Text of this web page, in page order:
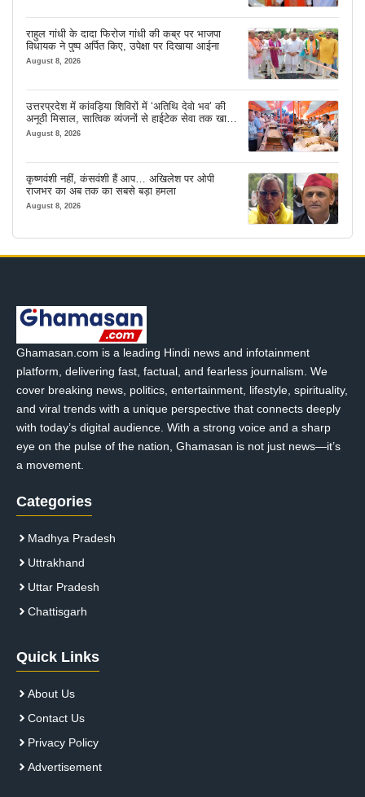
राहुल गांधी के दादा फिरोज गांधी की कब्र पर भाजपा
विधायक ने पुष्प अर्पित किए, उपेक्षा पर दिखाया आईना
August 8, 2026
उत्तरप्रदेश में कांवड़िया शिविरों में ‘अतिथि देवो भव’ की
अनूठी मिसाल, सात्विक व्यंजनों से हाईटेक सेवा तक खास
इंतजाम
August 8, 2026
कृष्णवंशी नहीं, कंसवंशी हैं आप… अखिलेश पर ओपी
राजभर का अब तक का सबसे बड़ा हमला
August 8, 2026
Ghamasan.com is a leading Hindi news and infotainment
platform, delivering fast, factual, and fearless journalism. We
cover breaking news, politics, entertainment, lifestyle, spirituality,
and viral trends with a unique perspective that connects deeply
with today’s digital audience. With a strong voice and a sharp
eye on the pulse of the nation, Ghamasan is not just news—it’s
a movement.
Categories
Madhya Pradesh
Uttrakhand
Uttar Pradesh
Chattisgarh
Quick Links
About Us
Contact Us
Privacy Policy
Advertisement